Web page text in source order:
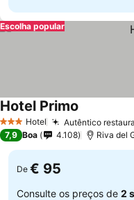
Escolha popular
3 EstrelasHotel Autêntico
Hotel Primo
7,9 Boa 4.108 Riva del
De € 95
Consulte os preços de 2